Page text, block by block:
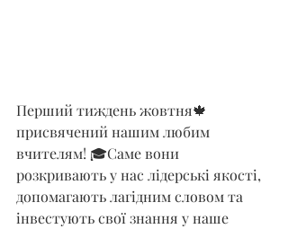
Перший тиждень жовтня🍁
присвячений нашим любим
вчителям! 🎓Саме вони
розкривають у нас лідерські якості,
допомагають лагідним словом та
інвестують свої знання у наше